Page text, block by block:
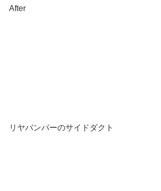
After
リヤバンパーのサイドダクト